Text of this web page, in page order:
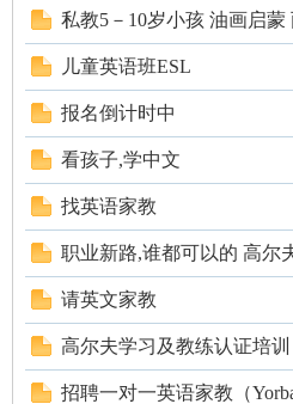
私教5－10岁小孩 油画启蒙
儿童英语班ESL
报名倒计时中
看孩子,学中文
找英语家教
职业新路,谁都可以的 高尔
请英文家教
高尔夫学习及教练认证培训
招聘一对一英语家教（